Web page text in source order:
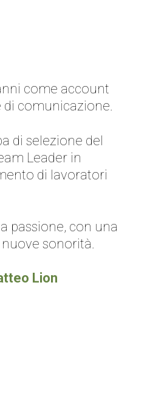
come account
di comunicazione.
di selezione del
Leader in
di lavoratori
passione, con una
sonorità.
Lion